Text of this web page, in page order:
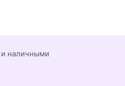
наличными